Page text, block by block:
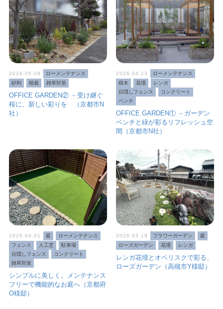
OFFICE GARDEN② －受け継ぐ
桜に、新しい彩りを （京都市N
社）
2026.05.08
ローメンテナンス
砂利
植栽 雑草対策
OFFICE GARDEN① －ガーデン
ベンチと緑が彩るリフレッシュ空
間（京都市N社）
2026.04.23
ローメンテナンス
樹木
花壇
レンガ
目隠しフェンス
コンクリート
ベンチ
シンプルに美しく。メンテナンス
フリーで機能的なお庭へ（京都府
O様邸）
2026.04.01 庭
ローメンテナンス
フェンス
人工芝
駐車場
目隠しフェンス
コンクリート
雑草対策
レンガ花壇とオベリスクで彩る、
ローズガーデン（高槻市Y様邸）
2026.03.19 フラワーガーデン
庭
ローズガーデン
花壇 レンガ